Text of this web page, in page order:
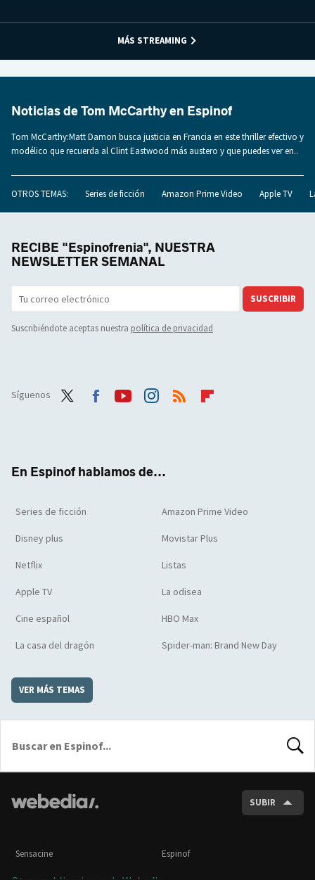
MÁS STREAMING
Noticias de Tom McCarthy en Espinof
Tom McCarthy:Matt Damon busca justicia en Francia en este thriller efectivo y
modélico que recuerda al Clint Eastwood más austero y que puedes ver en..
OTROS TEMAS: Series de ficción Amazon Prime Video Apple TV
RECIBE "Espinofrenia", NUESTRA
NEWSLETTER SEMANAL
SUSCRIBIR
Suscribiéndote aceptas nuestra política de privacidad
Síguenos
En Espinof hablamos de...
Series de ficción Amazon Prime Video
Disney plus Movistar Plus
Netflix Listas
Apple TV La odisea
Cine español HBO Max
La casa del dragón Spider-man: Brand New Day
VER MÁS TEMAS
SUBIR
Sensacine Espinof